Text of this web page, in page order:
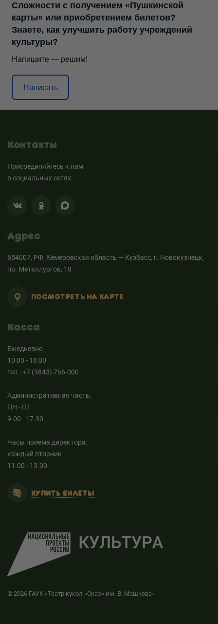
Сложности с получением «Пушкинской
карты» или приобретением билетов?
Знаете, как улучшить работу учреждений
культуры?
Напишите — решим!
Написать
Контакты
Присоединяйтесь к нам
в социальных сетях:
Адрес
654007, РФ, Кемеровская область — Кузбасс, г. Новокузнецк,
пр. Металлургов, 18
ПОСМОТРЕТЬ НА КАРТЕ
Касса
Ежедневно
10:00 - 18:00
тел.: +7 (3843) 766-000
Административная часть:
ПН - ПТ
9.00 - 17.30
Часы приема директора:
каждый вторник
11.00 - 13.00
КУПИТЬ БИЛЕТЫ
© 2026 ГАУК «Театр кукол «Сказ» им. В. Машкова»